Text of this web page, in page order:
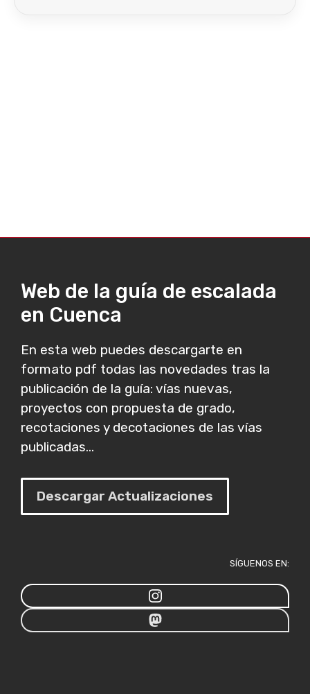
Web de la guía de escalada
en Cuenca
En esta web puedes descargarte en
formato pdf todas las novedades tras la
publicación de la guía: vías nuevas,
proyectos con propuesta de grado,
recotaciones y decotaciones de las vías
publicadas...
Descargar Actualizaciones
SÍGUENOS EN: